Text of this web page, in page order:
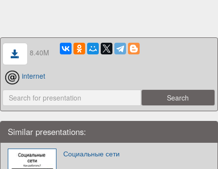
8.40M
internet
Similar presentations:
Социальные сети